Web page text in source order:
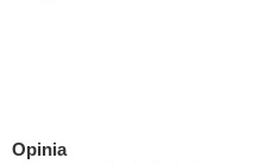
Opinia